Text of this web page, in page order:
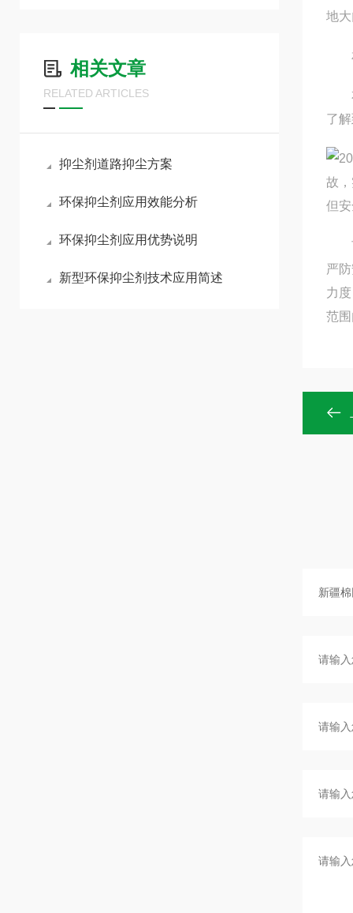
相关文章
RELATED ARTICLES
抑尘剂道路抑尘方案
环保抑尘剂应用效能分析
环保抑尘剂应用优势说明
新型环保抑尘剂技术应用简述
地
相
本
了
故
但
市
严
力
范